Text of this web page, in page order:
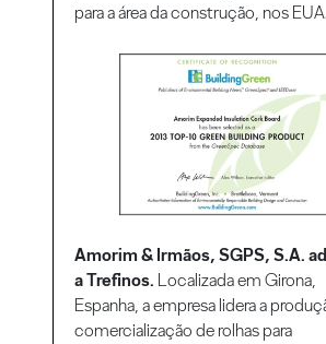
para a área da construção, nos EUA.
Amorim & Irmãos, SGPS, S.A.
a Trefinos. Localizada em Girona,
Espanha, a empresa lidera a
comercialização de rolhas para